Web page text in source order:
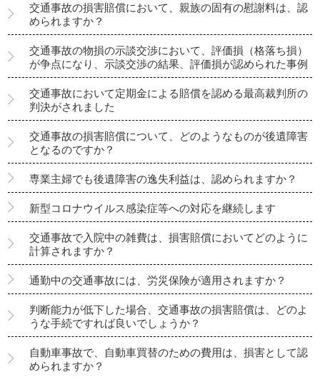
交通事故の損害賠償において、親族の固有の慰謝料は、認
められますか？
交通事故の物損の示談交渉において、評価損（格落ち損）
が争点になり、示談交渉の結果、評価損が認められた事例
交通事故において定期金による賠償を認める最高裁判所の
判決がされました
交通事故の損害賠償について、どのようなものが後遺障害
となるのですか？
専業主婦でも後遺障害の逸失利益は、認められますか？
新型コロナウイルス感染症等への対応を継続します
交通事故で入院中の雑費は、損害賠償においてどのように
計算されますか？
通勤中の交通事故には、労災保険が適用されますか？
判断能力が低下した場合、交通事故の損害賠償は、どのよ
うな手続ですれば良いでしょうか？
自動車事故で、自動車買替のための費用は、損害として認
められますか？